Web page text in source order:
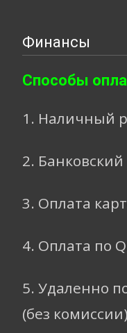
Финансы
Способы
1. Наличный
2.
3. Оплата
4. Оплата по
5. Удаленно
(без комиссии)